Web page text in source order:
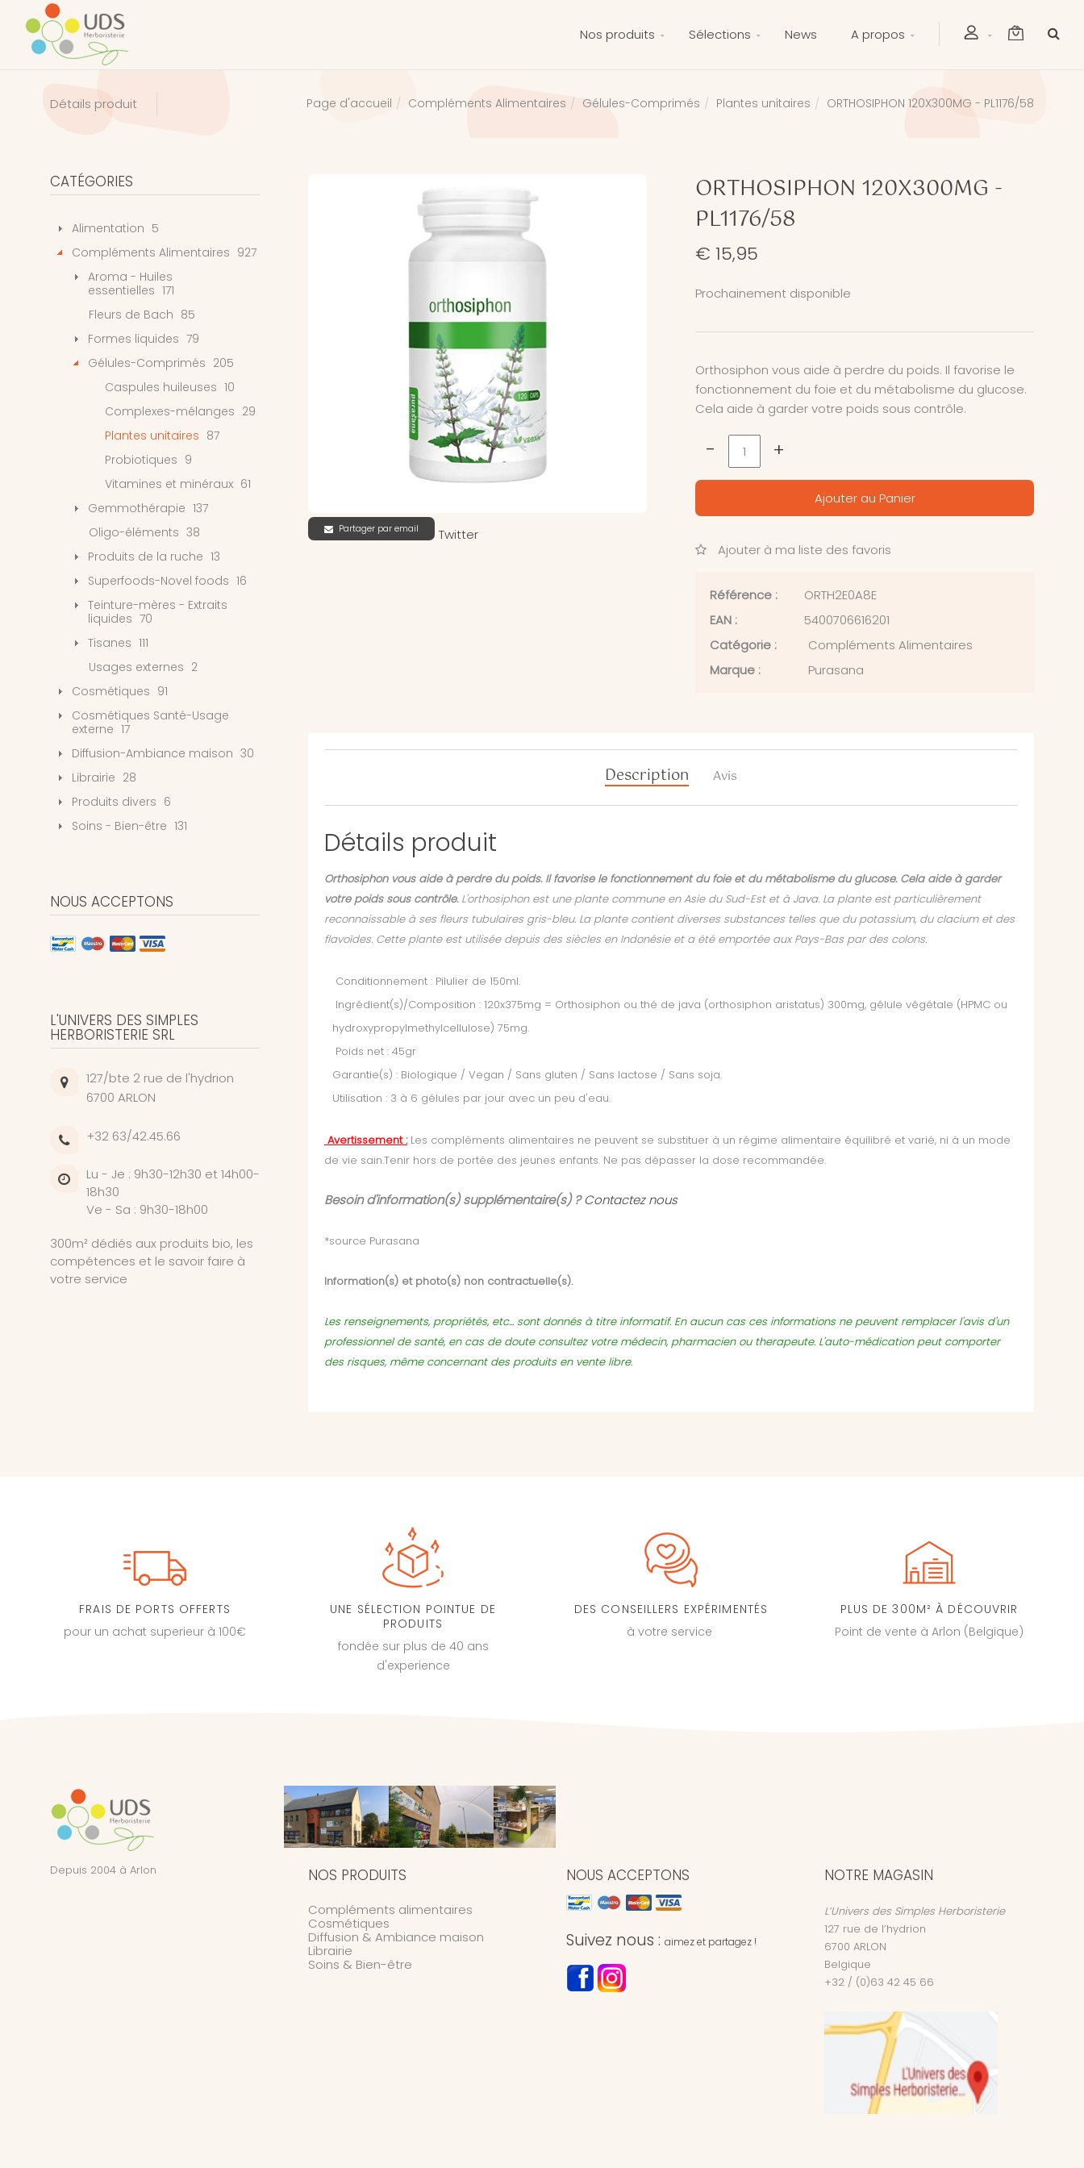
Nos produits Sélections News A propos
Détails produit Page d'accueil Compléments Alimentaires Gélules-Comprimés Plantes unitaires ORTHOSIPHON 120X300MG - PL1176/58
Partager par email Twitter
ORTHOSIPHON 120X300MG -
PL1176/58
€ 15,95
Prochainement disponible
Orthosiphon vous aide à perdre du poids. Il favorise le
fonctionnement du foie et du métabolisme du glucose.
Cela aide à garder votre poids sous contrôle.
- +
Ajouter au Panier
Ajouter à ma liste des favoris
Référence :
ORTH2E0A8E
EAN :
5400706616201
Catégorie :
Compléments Alimentaires
Marque :
Purasana
Description Avis
Détails produit
Orthosiphon vous aide à perdre du poids. Il favorise le fonctionnement du foie et du métabolisme du glucose. Cela aide à garder
votre poids sous contrôle. L'orthosiphon est une plante commune en Asie du Sud-Est et à Java. La plante est particulièrement
reconnaissable à ses fleurs tubulaires gris-bleu. La plante contient diverses substances telles que du potassium, du clacium et des
flavoïdes. Cette plante est utilisée depuis des siècles en Indonésie et a été emportée aux Pays-Bas par des colons.
Conditionnement : Pilulier de 150ml.
Ingrédient(s)/Composition : 120x375mg = Orthosiphon ou thé de java (orthosiphon aristatus) 300mg, gélule végétale (HPMC ou
hydroxypropylmethylcellulose) 75mg.
Poids net : 45gr
Garantie(s) : Biologique / Vegan / Sans gluten / Sans lactose / Sans soja.
Utilisation : 3 à 6 gélules par jour avec un peu d'eau.
Avertissement : Les compléments alimentaires ne peuvent se substituer à un régime alimentaire équilibré et varié, ni à un mode
de vie sain.Tenir hors de portée des jeunes enfants. Ne pas dépasser la dose recommandée.
Besoin d'information(s) supplémentaire(s) ?Contactez nous
*source Purasana
Information(s) et photo(s) non contractuelle(s).
Les renseignements, propriétés, etc... sont donnés à titre informatif. En aucun cas ces informations ne peuvent remplacer l'avis d'un
professionnel de santé, en cas de doute consultez votre médecin, pharmacien ou therapeute. L'auto-médication peut comporter
des risques, même concernant des produits en vente libre.
CATÉGORIES
Alimentation 5
Compléments Alimentaires 927
Aroma - Huiles
essentielles 171
Fleurs de Bach 85
Formes liquides 79
Gélules-Comprimés 205
Caspules huileuses 10
Complexes-mélanges 29
Plantes unitaires 87
Probiotiques 9
Vitamines et minéraux 61
Gemmothérapie 137
Oligo-éléments 38
Produits de la ruche 13
Superfoods-Novel foods 16
Teinture-mères - Extraits
liquides 70
Tisanes 111
Usages externes 2
Cosmétiques 91
Cosmétiques Santé-Usage
externe 17
Diffusion-Ambiance maison 30
Librairie 28
Produits divers 6
Soins - Bien-être 131
NOUS ACCEPTONS
L'UNIVERS DES SIMPLES
HERBORISTERIE SRL
127/bte 2 rue de l'hydrion
6700 ARLON
+32 63/42.45.66
Lu - Je : 9h30-12h30 et 14h00-
18h30
Ve - Sa : 9h30-18h00
300m² dédiés aux produits bio, les
compétences et le savoir faire à
votre service
FRAIS DE PORTS OFFERTS
pour un achat superieur à 100€
UNE SÉLECTION POINTUE DE
PRODUITS
fondée sur plus de 40 ans
d'experience
DES CONSEILLERS EXPÉRIMENTÉS
à votre service
PLUS DE 300M² À DÉCOUVRIR
Point de vente à Arlon (Belgique)
Depuis 2004 à Arlon NOS PRODUITS
Compléments alimentaires
Cosmétiques
Diffusion & Ambiance maison
Librairie
Soins & Bien-être
NOUS ACCEPTONS
Suivez nous : aimez et partagez !
NOTRE MAGASIN
L’Univers des Simples Herboristerie
127 rue de l’hydrion
6700 ARLON
Belgique
+32 / (0)63 42 45 66